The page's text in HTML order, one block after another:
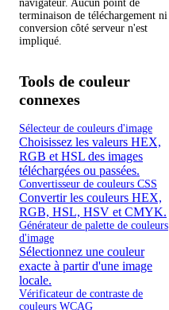
navigateur. Aucun point de
terminaison de téléchargement ni
conversion côté serveur n'est
impliqué.
Tools de couleur
connexes
Sélecteur de couleurs d'image
Choisissez les valeurs HEX,
RGB et HSL des images
téléchargées ou passées.
Convertisseur de couleurs CSS
Convertir les couleurs HEX,
RGB, HSL, HSV et CMYK.
Générateur de palette de couleurs
d'image
Sélectionnez une couleur
exacte à partir d'une image
locale.
Vérificateur de contraste de
couleurs WCAG